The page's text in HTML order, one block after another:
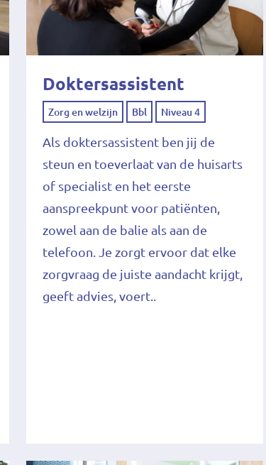
Doktersassistent
Zorg en welzijn Bbl Niveau 4
Als doktersassistent ben jij de
steun en toeverlaat van de huisarts
of specialist en het eerste
aanspreekpunt voor patiënten,
zowel aan de balie als aan de
telefoon. Je zorgt ervoor dat elke
zorgvraag de juiste aandacht krijgt,
geeft advies, voert..